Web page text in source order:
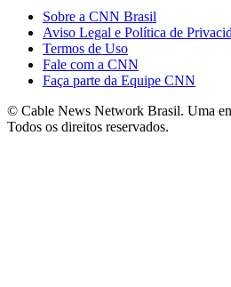
Sobre a CNN Brasil
Aviso Legal e Política de
Termos de Uso
Fale com a CNN
Faça parte da Equipe CNN
© Cable News Network Brasil. Uma
Todos os direitos reservados.